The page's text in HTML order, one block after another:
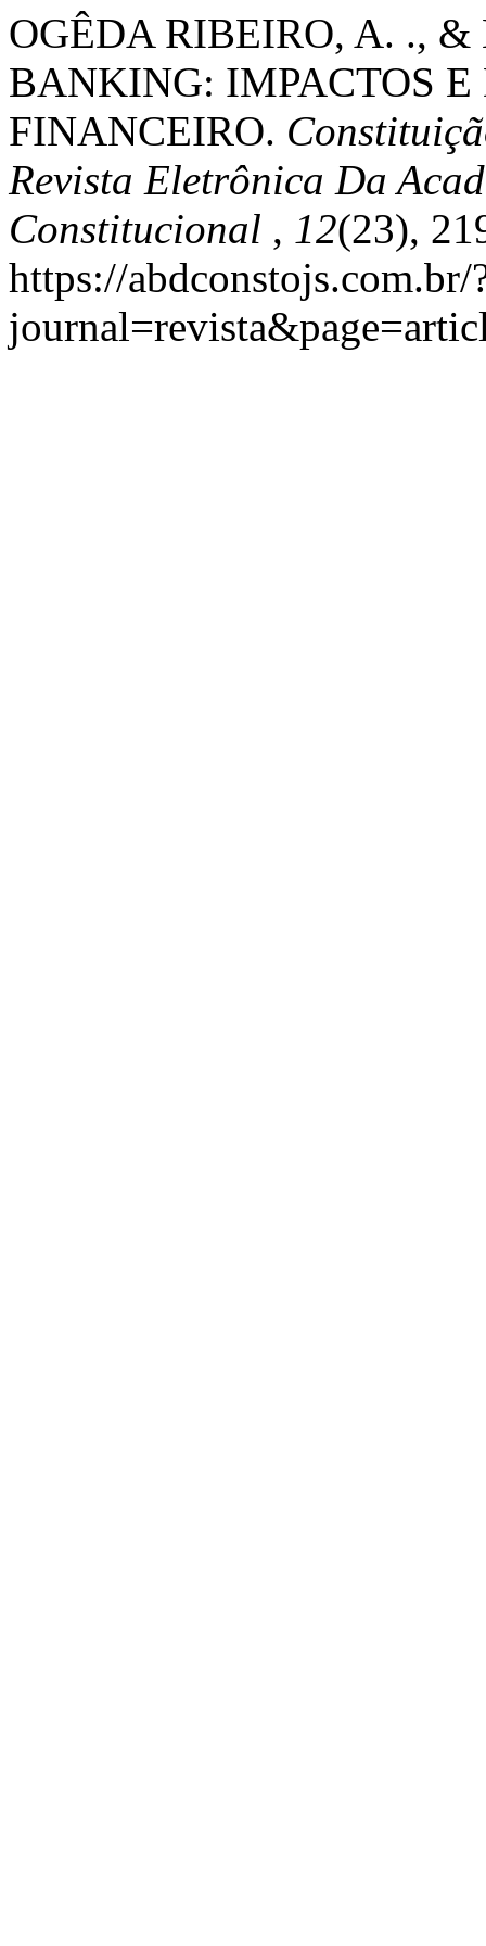
OGÊDA RIBEIRO, A. .,
BANKING: IMPACTOS
FINANCEIRO.
Revista Eletrônica Da
Constitucional , 12(23),
https://abdconstojs.com.br/